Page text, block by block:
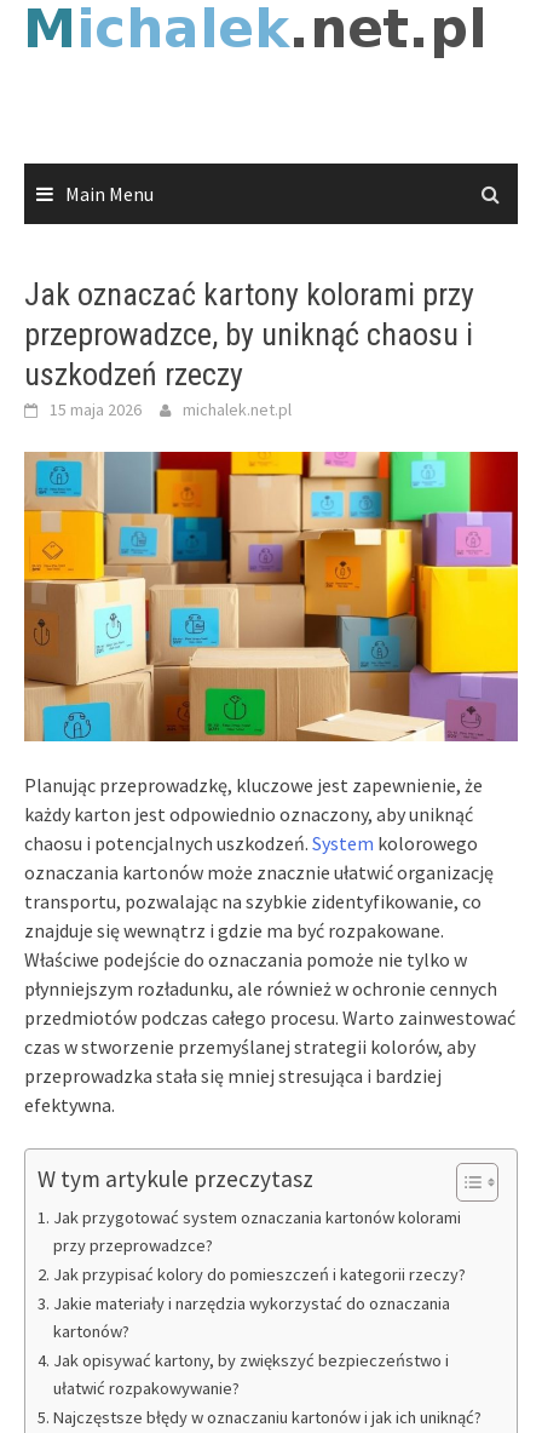
Skip
Main Menu
Jak oznaczać kartony kolorami przy
przeprowadzce, by uniknąć chaosu i
uszkodzeń rzeczy
15 maja 2026 michalek.net.pl
Planując przeprowadzkę, kluczowe jest zapewnienie, że
każdy karton jest odpowiednio oznaczony, aby uniknąć
chaosu i potencjalnych uszkodzeń. System kolorowego
oznaczania kartonów może znacznie ułatwić organizację
transportu, pozwalając na szybkie zidentyfikowanie, co
znajduje się wewnątrz i gdzie ma być rozpakowane.
Właściwe podejście do oznaczania pomoże nie tylko w
płynniejszym rozładunku, ale również w ochronie cennych
przedmiotów podczas całego procesu. Warto zainwestować
czas w stworzenie przemyślanej strategii kolorów, aby
przeprowadzka stała się mniej stresująca i bardziej
efektywna.
W tym artykule przeczytasz
Jak przygotować system oznaczania kartonów kolorami
przy przeprowadzce?
Jak przypisać kolory do pomieszczeń i kategorii rzeczy?
Jakie materiały i narzędzia wykorzystać do oznaczania
kartonów?
Jak opisywać kartony, by zwiększyć bezpieczeństwo i
ułatwić rozpakowywanie?
Najczęstsze błędy w oznaczaniu kartonów i jak ich uniknąć?